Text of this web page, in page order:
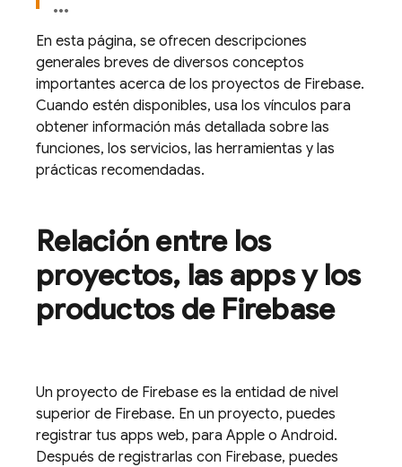
En esta página, se ofrecen descripciones
generales breves de diversos conceptos
importantes acerca de los proyectos de Firebase.
Cuando estén disponibles, usa los vínculos para
obtener información más detallada sobre las
funciones, los servicios, las herramientas y las
prácticas recomendadas.
Relación entre los
proyectos, las apps y los
productos de Firebase
Un proyecto de Firebase es la entidad de nivel
superior de Firebase. En un proyecto, puedes
registrar tus apps web, para Apple o Android.
Después de registrarlas con Firebase, puedes